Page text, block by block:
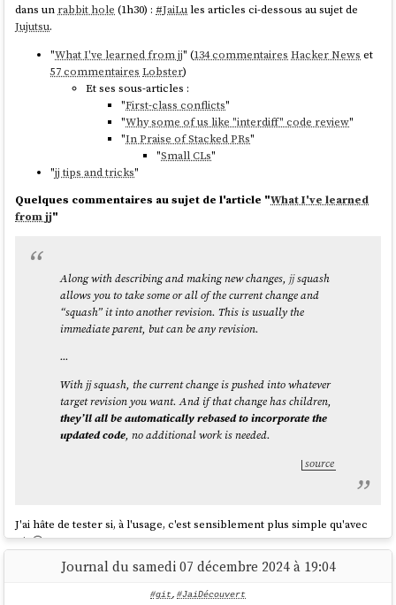
dans un rabbit hole (1h30) : #JaiLules articles ci-dessous au sujet de
Jujutsu.
"What I've learned from jj" (134 commentaires Hacker News et
57 commentaires Lobster)
Et ses sous-articles :
"First-class conflicts"
"Why some of us like "interdiff" code review"
"In Praise of Stacked PRs"
"Small CLs"
"jj tips and tricks"
Quelques commentaires au sujet de l'article "What I've learned
from jj"
Along with describing and making new changes, jjsquash
allows you to take some or all of the current change and
“squash” it into another revision. This is usually the
immediate parent, but can be any revision.
...
With jj squash, the current change is pushed into whatever
target revision you want. And if that change has children,
they’ll all be automatically rebased to incorporate the
updated code, no additional work is needed.
source
J'ai hâte de tester si, à l'usage, c'est sensiblement plus simple qu'avec
Git🤔.
Journal du samedi 07 décembre 2024 à 19:04
#git, #JaiDécouvert